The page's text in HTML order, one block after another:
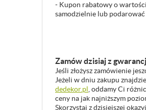
- Kupon rabatowy o
samodzielnie lub podarować
Zamów dzisiaj z
Jeśli złożysz zamówienie
Jeżeli w dniu zakupu
dedekor.pl , oddamy Ci
ceny na jak najniższym
Skorzystaj z dzisiejszej